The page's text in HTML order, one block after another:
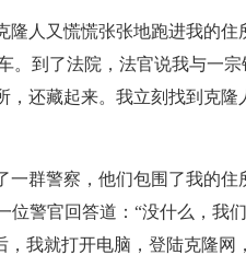
隆人又慌慌张张地跑进我的
。到了法院，法官说我与一
，还藏起来。我立刻找到克
一群警察，他们包围了我的
位警官回答道：“没什么，我
我就打开电脑，登陆克隆网